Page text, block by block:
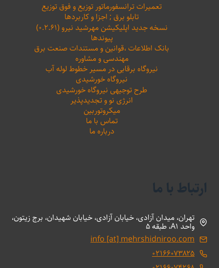
تعمیرات ترانسفورماتور توزیع و فوق توزیع
تابلو برق ; اجزا و کاربردها
نسخه جدید اپلیکیشن مهرشید نیرو (۰.۲.۶۱)
پیوندها
بانک اطلاعات ،‌قوانین و مستندات صنعت برق
مهندسی و مشاوره
نیروگاه برقابی در مسیر خطوط لوله آب
نیروگاه خورشیدی
طرح توجیهی نیروگاه خورشیدی
انرژی نو و تجدیدپذیر
میکروتوربین
تماس با ما
درباره ما
ارتباط با ما
تهران، میدان آزادی، خیابان آزادی، خیابان شهیدان، برج زیتون،
واحد A1، طبقه 5
info [at] mehrshidniroo.com
۰۲۱۶۶۰۷۳۸۲۵